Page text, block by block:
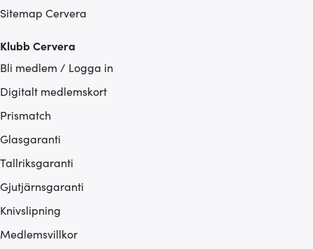
Sitemap Cervera
Klubb Cervera
Bli medlem / Logga in
Digitalt medlemskort
Prismatch
Glasgaranti
Tallriksgaranti
Gjutjärnsgaranti
Knivslipning
Medlemsvillkor